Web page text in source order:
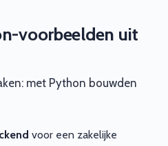
voorbeelden uit
met Python bouwden
voor een zakelijke